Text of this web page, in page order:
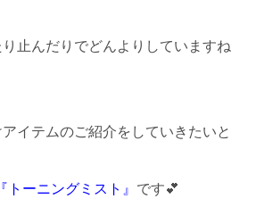
お電話でのご予約
090-5808-9993
オンライン予約
ジングケア専門店の 写真や動画などを
止んだりでどんよりしていますね
イテムのご紹介をしていきたいと
『トーニングミスト』 です💕